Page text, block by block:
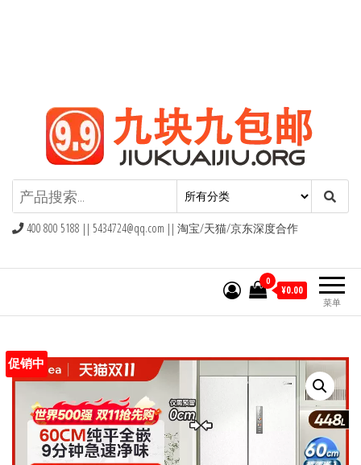
九块九包邮,9块9包邮,9.9元包邮,九
块九官网
400 800 5188 || 5434724@qq.com || 淘宝/天猫/京东深度合作
菜单
0
¥0.00
促销中